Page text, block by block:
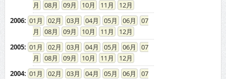
08
09 10 11
12
2006: 01 02 03 04 05 06
07
08
09 10 11
12
2005: 01 02 03 04 05 06
07
08
09 10 11
12
2004: 01 02 03 04 05 06
07